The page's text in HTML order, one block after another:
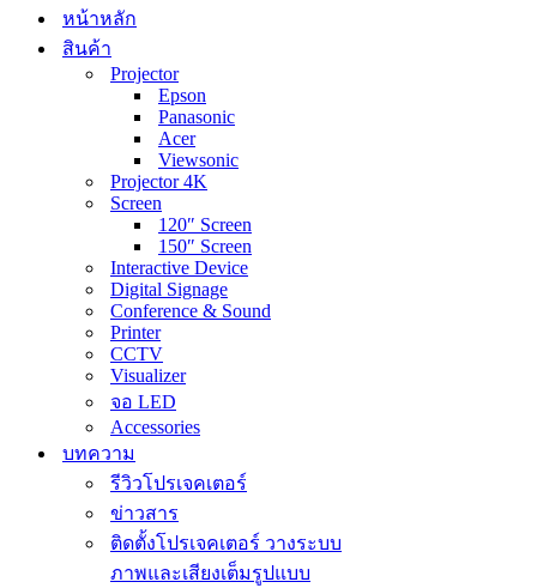
หน้าหลัก
สินค้า
Projector
Epson
Panasonic
Acer
Viewsonic
Projector 4K
Screen
120″ Screen
150″ Screen
Interactive Device
Digital Signage
Conference & Sound
Printer
CCTV
Visualizer
จอ LED
Accessories
บทความ
รีวิวโปรเจคเตอร์
ข่าวสาร
ติดตั้งโปรเจคเตอร์ วางระบบ
ภาพและเสียงเต็มรูปแบบ